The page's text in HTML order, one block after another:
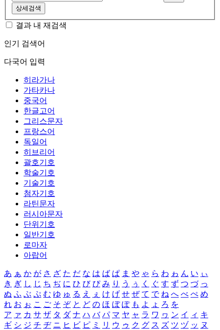
상세검색
결과 내 재검색
인기 검색어
다국어 입력
히라가나
가타카나
중국어
한글고어
그리스문자
프랑스어
독일어
히브리어
괄호기호
학술기호
기술기호
첨자기호
라틴문자
러시아문자
단위기호
일반기호
로마자
아랍어
あ ぁ か が さ ざ た だ な は ば ぱ ま や ゃ ら わ ゎ ん い ぃ
き ぎ し じ ち ぢ に ひ び ぴ み り う ぅ く ぐ す ず つ づ っ
ぬ ふ ぶ ぷ む ゆ ゅ る え ぇ け げ せ ぜ て で ね へ べ ぺ め
れ お ぉ こ ご そ ぞ と ど の ほ ぼ ぽ も よ ょ ろ を
ア ァ カ サ ザ タ ダ ナ ハ バ パ マ ヤ ャ ラ ワ ヮ ン イ ィ キ
ギ シ ジ チ ヂ ニ ヒ ビ ピ ミ リ ウ ゥ ク グ ス ズ ツ ヅ ッ ヌ